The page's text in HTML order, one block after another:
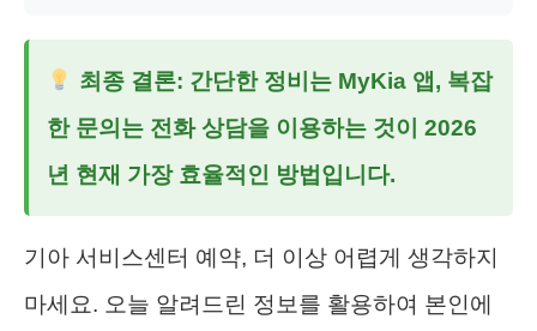
최종 결론: 간단한 정비는 MyKia 앱, 복잡
한 문의는 전화 상담을 이용하는 것이 2026
년 현재 가장 효율적인 방법입니다.
기아 서비스센터 예약, 더 이상 어렵게 생각하지
마세요. 오늘 알려드린 정보를 활용하여 본인에